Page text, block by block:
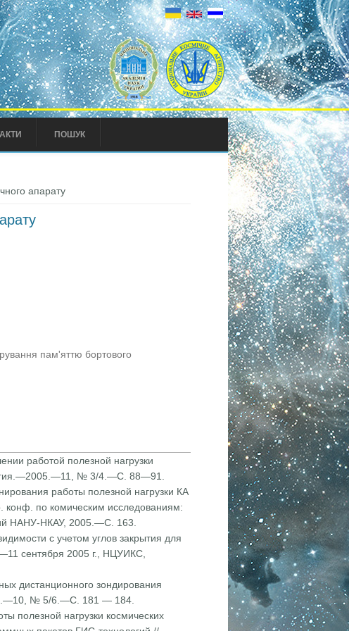
ПОШУК
апарату
пам'яттю бортового
работой полезной нагрузки
№ 3/4.—С. 88—91.
рабо­ты полезной нагрузки КА
конф. по комическим исследованиям:
НАНУ-НКАУ, 2005.—С. 163.
с уче­том углов закрытия для
сентября 2005 г., НЦУИКС,
дис­танционного зондирования
№ 5/6.—С. 181 — 184.
полезной нагрузки космических